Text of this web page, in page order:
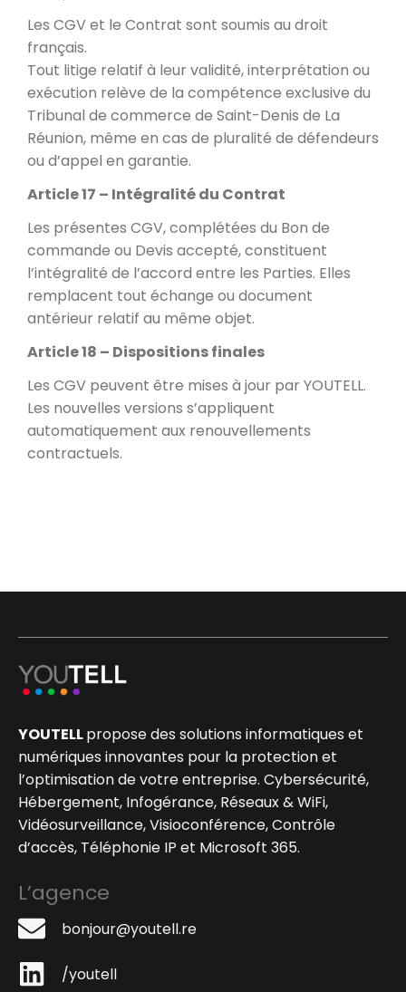
Les CGV et le Contrat sont soumis au droit
français.
Tout litige relatif à leur validité, interprétation ou
exécution relève de la compétence exclusive du
Tribunal de commerce de Saint-Denis de La
Réunion, même en cas de pluralité de défendeurs
ou d’appel en garantie.
Article 17 – Intégralité du Contrat
Les présentes CGV, complétées du Bon de
commande ou Devis accepté, constituent
l’intégralité de l’accord entre les Parties. Elles
remplacent tout échange ou document
antérieur relatif au même objet.
Article 18 – Dispositions finales
Les CGV peuvent être mises à jour par YOUTELL.
Les nouvelles versions s’appliquent
automatiquement aux renouvellements
contractuels.
YOUTELLpropose des solutions informatiques et
numériques innovantes pour la protection et
l’optimisation de votre entreprise. Cybersécurité,
Hébergement, Infogérance, Réseaux & WiFi,
Vidéosurveillance, Visioconférence, Contrôle
d’accès, Téléphonie IP et Microsoft 365.
L’agence
bonjour@youtell.re
/youtell